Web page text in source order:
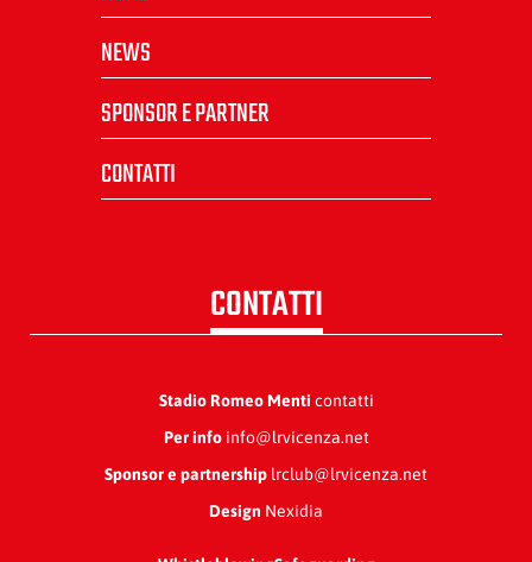
NEWS
SPONSOR E PARTNER
CONTATTI
CONTATTI
Stadio Romeo Menti contatti
Per infoinfo@lrvicenza.net
Sponsor e partnership lrclub@lrvicenza.net
Design Nexidia